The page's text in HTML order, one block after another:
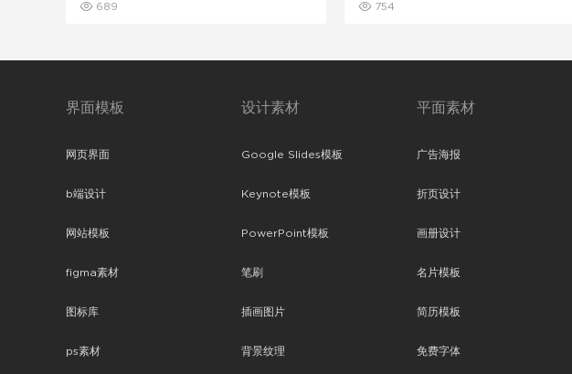
689 754
界面模板
网页界面
b端设计
网站模板
figma素材
图标库
ps素材
设计素材
Google Slides模板
Keynote模板
PowerPoint模板
笔刷
插画图片
背景纹理
平面素材
广告海报
折页设计
画册设计
名片模板
简历模板
免费字体